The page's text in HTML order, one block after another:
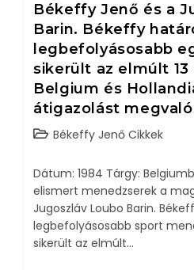
Békeffy Jenő és a
Barin. Békeffy
legbefolyásosabb
sikerült az elmúlt
Belgium és
átigazolást
Békeffy Jenő Cikkek
Dátum: 1984 Tárgy:
elismert menedzserek a
Jugoszláv Loubo Barin.
legbefolyásosabb sport
sikerült az elmúlt…